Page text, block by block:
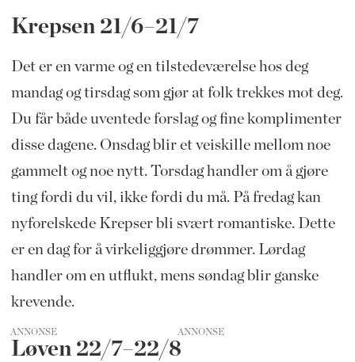
Krepsen 21/6–21/7
Det er en varme og en tilstedeværelse hos deg
mandag og tirsdag som gjør at folk trekkes mot deg.
Du får både uventede forslag og fine komplimenter
disse dagene. Onsdag blir et veiskille mellom noe
gammelt og noe nytt. Torsdag handler om å gjøre
ting fordi du vil, ikke fordi du må. På fredag kan
nyforelskede Krepser bli svært romantiske. Dette
er en dag for å virkeliggjøre drømmer. Lørdag
handler om en utflukt, mens søndag blir ganske
krevende.
ANNONSE
Løven 22/7–22/8